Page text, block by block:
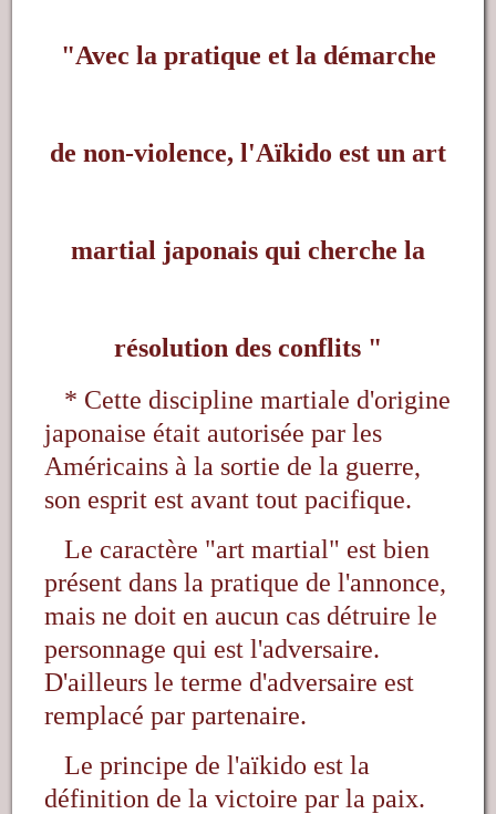
"Avec la pratique et la démarche
de non-violence, l'Aïkido est un art
martial japonais qui cherche la
résolution des conflits "
* Cette discipline martiale d'origine
japonaise était autorisée par les
Américains à la sortie de la guerre,
son esprit est avant tout pacifique.
Le caractère "art martial" est bien
présent dans la pratique de l'annonce,
mais ne doit en aucun cas détruire le
personnage qui est l'adversaire.
D'ailleurs le terme d'adversaire est
remplacé par partenaire.
Le principe de l'aïkido est la
définition de la victoire par la paix.